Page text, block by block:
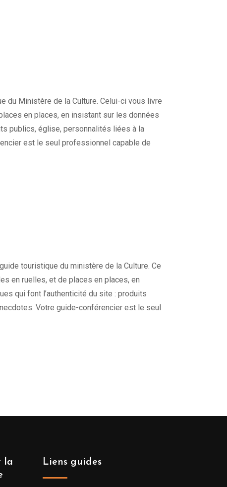
du Ministère de la Culture. Celui-ci vous livre
en places, en insistant sur les données
publics, église, personnalités liées à la
est le seul professionnel capable de
touristique du ministère de la Culture. Ce
en ruelles, et de places en places, en
qui font l’authenticité du site : produits
Votre guide-conférencier est le seul
la
Liens guides